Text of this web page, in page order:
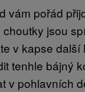
vám pořád
jsou
v kapse další
tenhle bájný
v pohlavních